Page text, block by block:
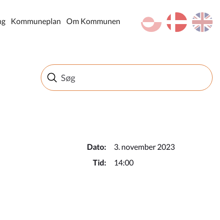
en
da
kl-GL
Kommuneplan Om Kommunen
Dato:
3. november 2023
Tid:
14:00